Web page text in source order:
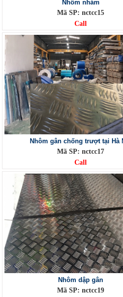
Nhôm nhám
Mã SP: nctcc15
Call
Nhôm gân chống trượt tại Hà
Mã SP: nctcc17
Call
Nhôm dập gân
Mã SP: nctcc19